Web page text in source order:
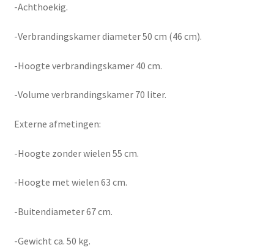
-Achthoekig.
-Verbrandingskamer diameter 50 cm (46 cm).
-Hoogte verbrandingskamer 40 cm.
-Volume verbrandingskamer 70 liter.
Externe afmetingen:
-Hoogte zonder wielen 55 cm.
-Hoogte met wielen 63 cm.
-Buitendiameter 67 cm.
-Gewicht ca. 50 kg.